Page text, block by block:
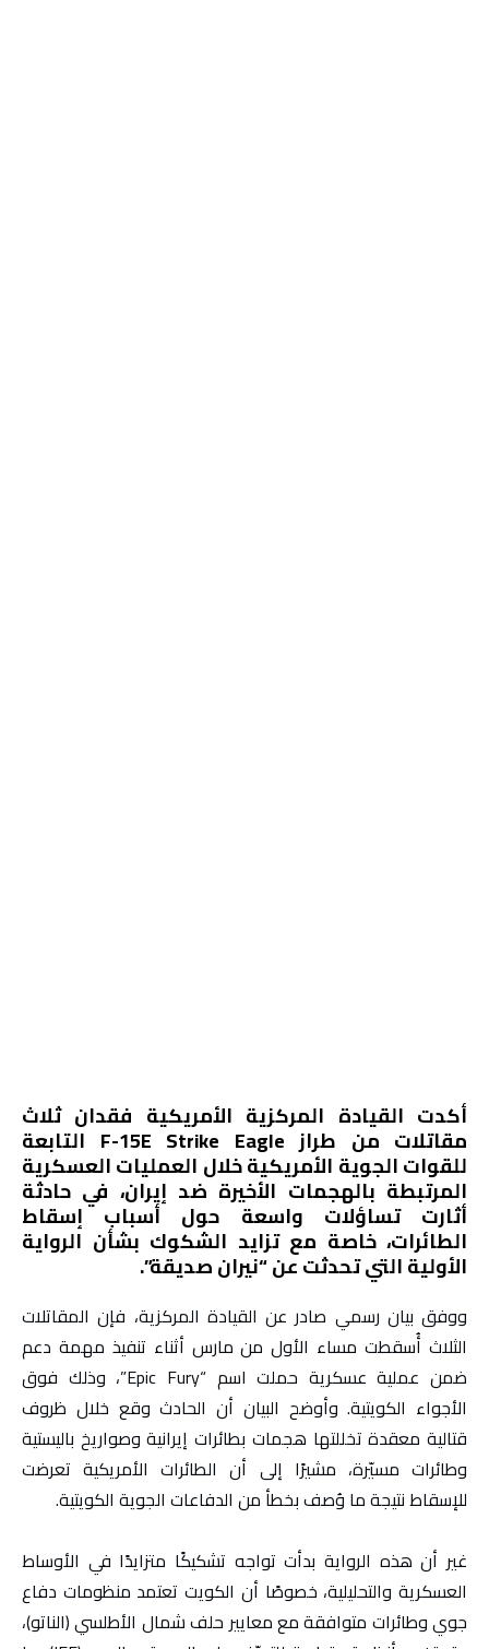
أكدت القيادة المركزية الأمريكية فقدان ثلاث
مقاتلات من طراز F-15E Strike Eagle التابعة
للقوات الجوية الأمريكية خلال العمليات العسكرية
المرتبطة بالهجمات الأخيرة ضد إيران، في حادثة
أثارت تساؤلات واسعة حول أسباب إسقاط
الطائرات، خاصة مع تزايد الشكوك بشأن الرواية
الأولية التي تحدثت عن “نيران صديقة”.
ووفق بيان رسمي صادر عن القيادة المركزية، فإن المقاتلات
الثلاث أُسقطت مساء الأول من مارس أثناء تنفيذ مهمة دعم
ضمن عملية عسكرية حملت اسم “Epic Fury”، وذلك فوق
الأجواء الكويتية. وأوضح البيان أن الحادث وقع خلال ظروف
قتالية معقدة تخللتها هجمات بطائرات إيرانية وصواريخ باليستية
وطائرات مسيّرة، مشيرًا إلى أن الطائرات الأمريكية تعرضت
للإسقاط نتيجة ما وُصف بخطأ من الدفاعات الجوية الكويتية.
غير أن هذه الرواية بدأت تواجه تشكيكًا متزايدًا في الأوساط
العسكرية والتحليلية، خصوصًا أن الكويت تعتمد منظومات دفاع
جوي وطائرات متوافقة مع معايير حلف شمال الأطلسي (الناتو)،